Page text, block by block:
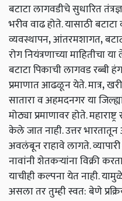
बटाटा लागवडीचे सुधारित
भरीव वाढ होते. यासाठी बटाटा
व्यवस्थापन,आंतरमशागत,
रोग नियंत्रणाच्या माहितीचा
बटाटा पिकाची लागवड रब्बी
प्रमाणात आढळून येते. मात्र,
सातारा व अहमदनगर या
मोठ्या प्रमाणावर होते.
केले जात नाही. उत्तर
अवलंबून राहावे लागते.
नावांनी शेतकर्‍यांना विक्री
याचीही कल्पना येत नाही.
असला तर तुम्ही स्वत: बेणे